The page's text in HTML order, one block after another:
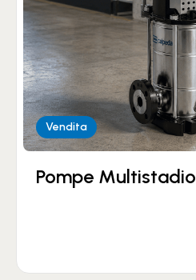
Vendita
Pompe Multistadio